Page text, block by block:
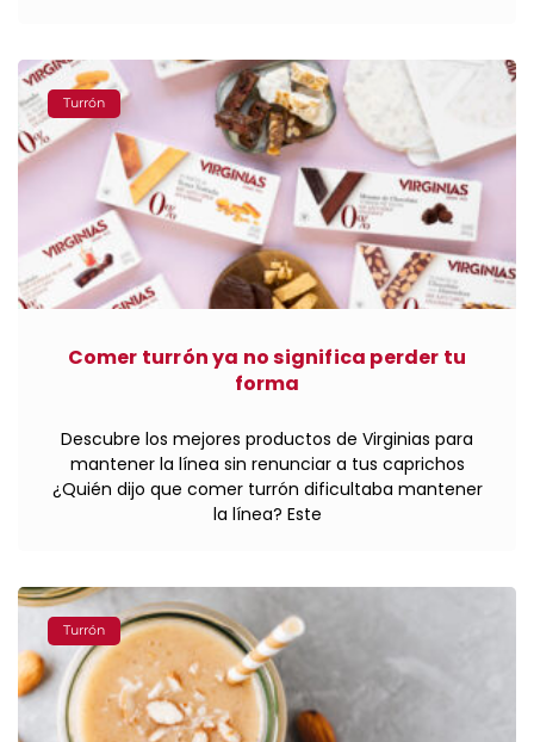
Turrón
Comer turrón ya no significa perder tu
forma
Descubre los mejores productos de Virginias para
mantener la línea sin renunciar a tus caprichos
¿Quién dijo que comer turrón dificultaba mantener
la línea? Este
Turrón